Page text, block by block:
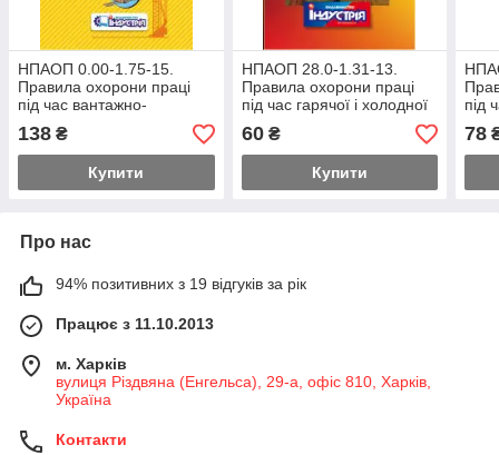
НПАОП 0.00-1.75-15.
Правила охорони праці
під час вантажно-
розвантажувальних робіт
138 ₴
Купити
НПАОП 28.0-1.31-13.
Правила охорони праці
під час гарячої і холодної
прокатки алюмінієвих і
магнієвих сплавів
60₴
Купити
під
78
Про нас
94% позитивних з 19 відгуків за рік
Працює з 11.10.2013
м. Харків
вулиця Різдвяна (Енгельса), 29-а, офіс 810, Харків,
Україна
Контакти